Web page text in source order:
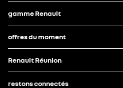
gamme Renault
offres du moment
Renault Réunion
restons connectés